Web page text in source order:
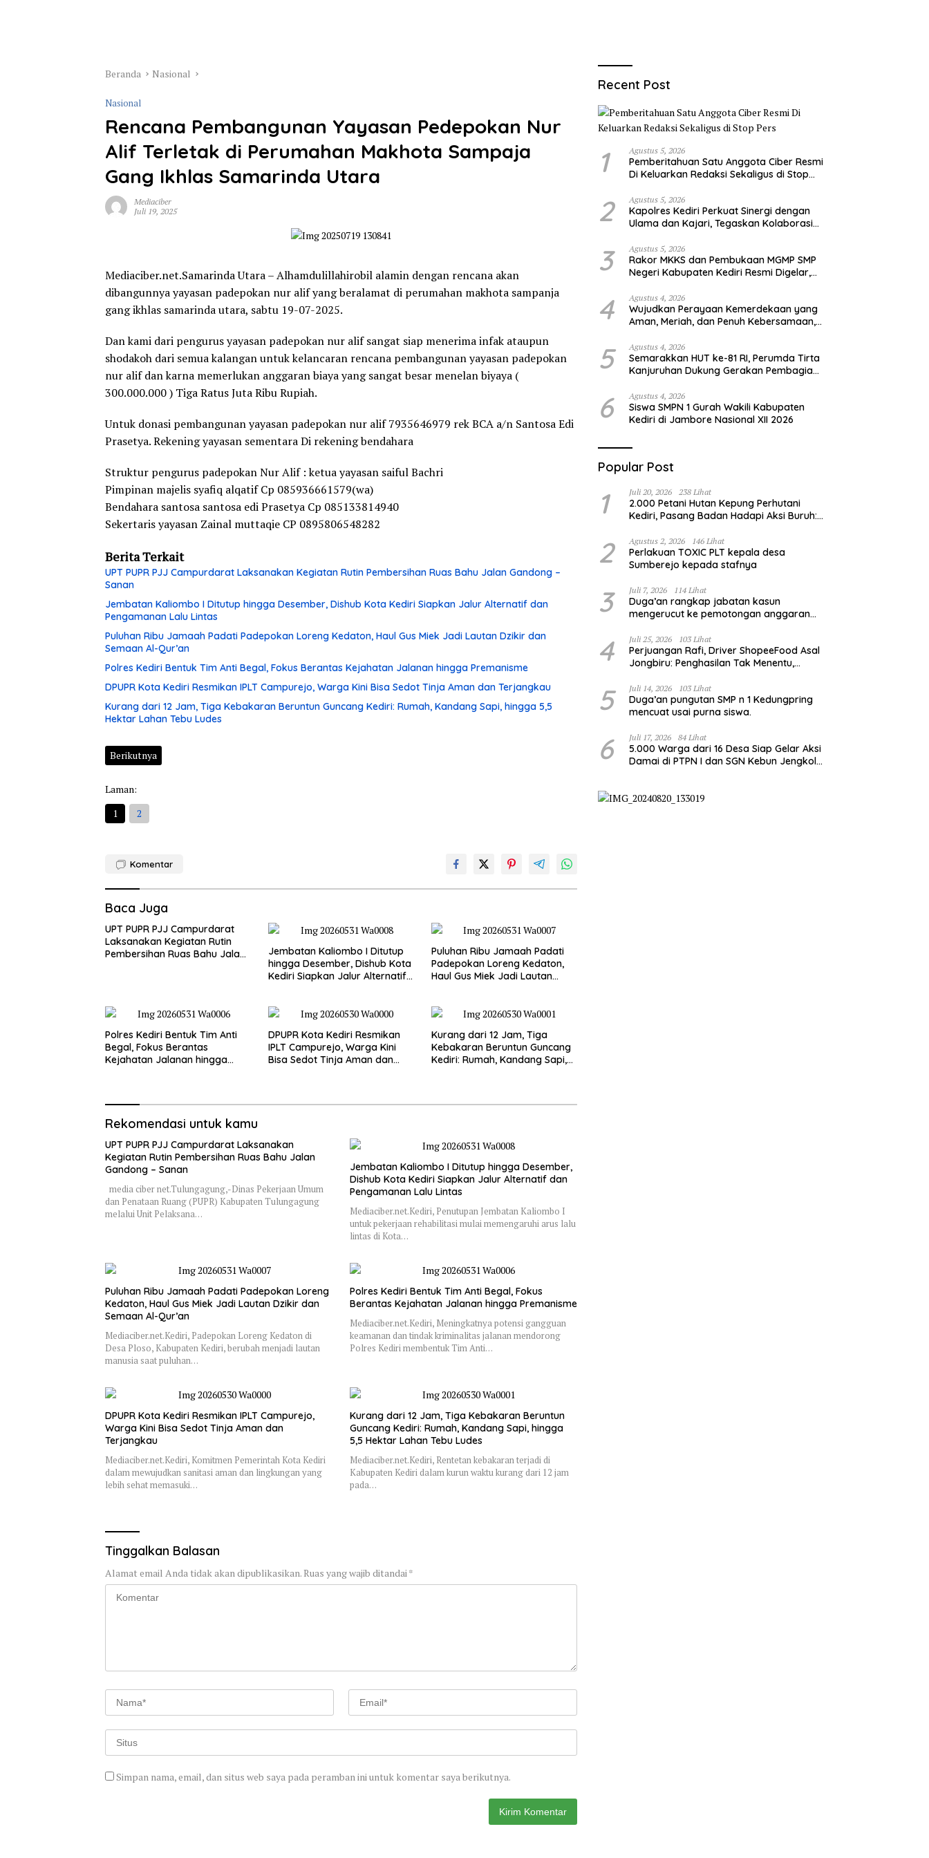
Beranda Nasional
Nasional
Rencana Pembangunan Yayasan Pedepokan Nur
Alif Terletak di Perumahan Makhota Sampaja
Gang Ikhlas Samarinda Utara
Mediaciber
Juli 19, 2025
Mediaciber.net.Samarinda Utara – Alhamdulillahirobil alamin dengan rencana akan
dibangunnya yayasan padepokan nur alif yang beralamat di perumahan makhota sampanja
gang ikhlas samarinda utara, sabtu 19-07-2025.
Dan kami dari pengurus yayasan padepokan nur alif sangat siap menerima infak ataupun
shodakoh dari semua kalangan untuk kelancaran rencana pembangunan yayasan padepokan
nur alif dan karna memerlukan anggaran biaya yang sangat besar menelan biyaya (
300.000.000 ) Tiga Ratus Juta Ribu Rupiah.
Untuk donasi pembangunan yayasan padepokan nur alif 7935646979 rek BCA a/n Santosa Edi
Prasetya. Rekening yayasan sementara Di rekening bendahara
Struktur pengurus padepokan Nur Alif : ketua yayasan saiful Bachri
Pimpinan majelis syafiq alqatif Cp 085936661579(wa)
Bendahara santosa santosa edi Prasetya Cp 085133814940
Sekertaris yayasan Zainal muttaqie CP 0895806548282
Berita Terkait
UPT PUPR PJJ Campurdarat Laksanakan Kegiatan Rutin Pembersihan Ruas Bahu Jalan Gandong –
Sanan
Jembatan Kaliombo I Ditutup hingga Desember, Dishub Kota Kediri Siapkan Jalur Alternatif dan
Pengamanan Lalu Lintas
Puluhan Ribu Jamaah Padati Padepokan Loreng Kedaton, Haul Gus Miek Jadi Lautan Dzikir dan
Semaan Al-Qur’an
Polres Kediri Bentuk Tim Anti Begal, Fokus Berantas Kejahatan Jalanan hingga Premanisme
DPUPR Kota Kediri Resmikan IPLT Campurejo, Warga Kini Bisa Sedot Tinja Aman dan Terjangkau
Kurang dari 12 Jam, Tiga Kebakaran Beruntun Guncang Kediri: Rumah, Kandang Sapi, hingga 5,5
Hektar Lahan Tebu Ludes
Berikutnya
Laman:
1
2
Komentar
Baca Juga
UPT PUPR PJJ Campurdarat
Laksanakan Kegiatan Rutin
Pembersihan Ruas Bahu Jalan
Jembatan Kaliombo I Ditutup
hingga Desember, Dishub Kota
Kediri Siapkan Jalur Alternatif
Puluhan Ribu Jamaah Padati
Padepokan Loreng Kedaton,
Haul Gus Miek Jadi Lautan
Polres Kediri Bentuk Tim Anti
Begal, Fokus Berantas
Kejahatan Jalanan hingga
DPUPR Kota Kediri Resmikan
IPLT Campurejo, Warga Kini
Bisa Sedot Tinja Aman dan
Kurang dari 12 Jam, Tiga
Kebakaran Beruntun Guncang
Kediri: Rumah, Kandang Sapi,
Rekomendasi untuk kamu
UPT PUPR PJJ Campurdarat Laksanakan
Kegiatan Rutin Pembersihan Ruas Bahu Jalan
Gandong – Sanan
media ciber net.Tulungagung,-Dinas Pekerjaan Umum
dan Penataan Ruang (PUPR) Kabupaten Tulungagung
melalui Unit Pelaksana…
Jembatan Kaliombo I Ditutup hingga Desember,
Dishub Kota Kediri Siapkan Jalur Alternatif dan
Pengamanan Lalu Lintas
Mediaciber.net.Kediri, Penutupan Jembatan Kaliombo I
untuk pekerjaan rehabilitasi mulai memengaruhi arus lalu
lintas di Kota…
Puluhan Ribu Jamaah Padati Padepokan Loreng
Kedaton, Haul Gus Miek Jadi Lautan Dzikir dan
Semaan Al-Qur’an
Mediaciber.net.Kediri, Padepokan Loreng Kedaton di
Desa Ploso, Kabupaten Kediri, berubah menjadi lautan
manusia saat puluhan…
Polres Kediri Bentuk Tim Anti Begal, Fokus
Berantas Kejahatan Jalanan hingga Premanisme
Mediaciber.net.Kediri, Meningkatnya potensi gangguan
keamanan dan tindak kriminalitas jalanan mendorong
Polres Kediri membentuk Tim Anti…
DPUPR Kota Kediri Resmikan IPLT Campurejo,
Warga Kini Bisa Sedot Tinja Aman dan
Terjangkau
Mediaciber.net.Kediri, Komitmen Pemerintah Kota Kediri
dalam mewujudkan sanitasi aman dan lingkungan yang
lebih sehat memasuki…
Kurang dari 12 Jam, Tiga Kebakaran Beruntun
Guncang Kediri: Rumah, Kandang Sapi, hingga
5,5 Hektar Lahan Tebu Ludes
Mediaciber.net.Kediri, Rentetan kebakaran terjadi di
Kabupaten Kediri dalam kurun waktu kurang dari 12 jam
pada…
Tinggalkan Balasan
Alamat email Anda tidak akan dipublikasikan.Ruas yang wajib ditandai*
Simpan nama, email, dan situs web saya pada peramban ini untuk komentar saya berikutnya.
Recent Post
1 Agustus 5, 2026
Pemberitahuan Satu Anggota Ciber Resmi
Di Keluarkan Redaksi Sekaligus di Stop
2 Agustus 5, 2026
Kapolres Kediri Perkuat Sinergi dengan
Ulama dan Kajari, Tegaskan Kolaborasi
3 Agustus 5, 2026
Rakor MKKS dan Pembukaan MGMP SMP
Negeri Kabupaten Kediri Resmi Digelar,
Pendidikan Bermutu
4 Agustus 4, 2026
Wujudkan Perayaan Kemerdekaan yang
Aman, Meriah, dan Penuh Kebersamaan,
Taruna Arsiba Matangkan Persiapan HUT
Ke-81 Republik Indonesia
5 Agustus 4, 2026
Semarakkan HUT ke-81 RI, Perumda Tirta
Kanjuruhan Dukung Gerakan Pembagian
6 Agustus 4, 2026
Siswa SMPN 1 Gurah Wakili Kabupaten
Kediri di Jambore Nasional XII 2026
Popular Post
1 Juli 20, 2026 238 Lihat
2.000 Petani Hutan Kepung Perhutani
Kediri, Pasang Badan Hadapi Aksi Buruh:
Hutan”
2 Agustus 2, 2026 146 Lihat
Perlakuan TOXIC PLT kepala desa
Sumberejo kepada stafnya
3 Juli 7, 2026 114 Lihat
Duga’an rangkap jabatan kasun
mengerucut ke pemotongan anggaran
4 Juli 25, 2026 103 Lihat
Perjuangan Rafi, Driver ShopeeFood Asal
Jongbiru: Penghasilan Tak Menentu,
5 Juli 14, 2026 103 Lihat
Duga’an pungutan SMP n 1 Kedungpring
mencuat usai purna siswa.
6 Juli 17, 2026 84 Lihat
5.000 Warga dari 16 Desa Siap Gelar Aksi
Damai di PTPN I dan SGN Kebun Jengkol,